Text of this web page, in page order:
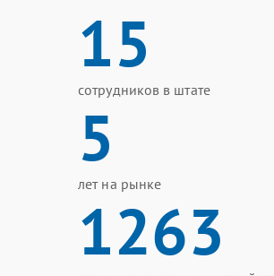
15
сотрудников в штате
5
лет на рынке
1263